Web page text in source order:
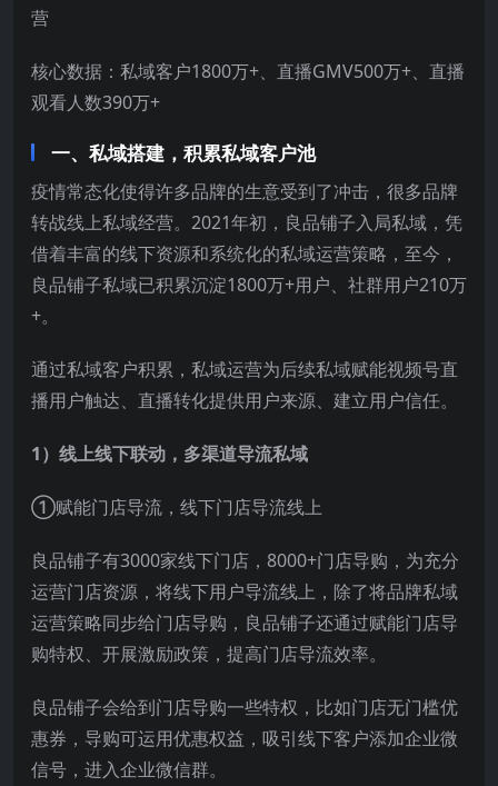
营
核心数据：私域客户1800万+、直播GMV500万+、直播
观看人数390万+
一、私域搭建，积累私域客户池
疫情常态化使得许多品牌的生意受到了冲击，很多品牌
转战线上私域经营。2021年初，良品铺子入局私域，凭
借着丰富的线下资源和系统化的私域运营策略，至今，
良品铺子私域已积累沉淀1800万+用户、社群用户210万
+。
通过私域客户积累，私域运营为后续私域赋能视频号直
播用户触达、直播转化提供用户来源、建立用户信任。
1）线上线下联动，多渠道导流私域
①赋能门店导流，线下门店导流线上
良品铺子有3000家线下门店，8000+门店导购，为充分
运营门店资源，将线下用户导流线上，除了将品牌私域
运营策略同步给门店导购，良品铺子还通过赋能门店导
购特权、开展激励政策，提高门店导流效率。
良品铺子会给到门店导购一些特权，比如门店无门槛优
惠券，导购可运用优惠权益，吸引线下客户添加企业微
信号，进入企业微信群。